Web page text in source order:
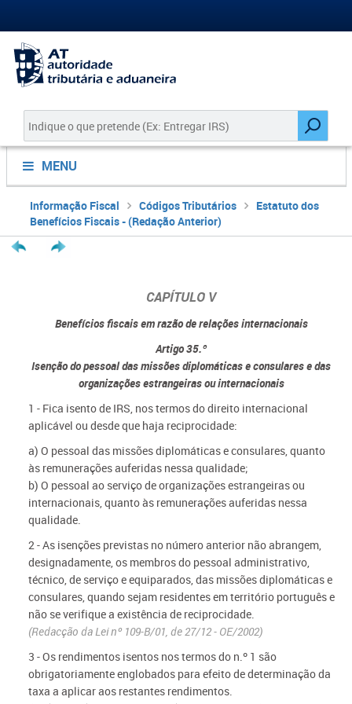
MENU
Informação Fiscal Códigos Tributários
Estatuto dos
Benefícios Fiscais - (Redação Anterior)
CAPÍTULO V
Benefícios fiscais em razão de relações internacionais
Artigo 35.º
Isenção do pessoal das missões diplomáticas e consulares e das
organizações estrangeiras ou internacionais
1 - Fica isento de IRS, nos termos do direito internacional
aplicável ou desde que haja reciprocidade:
a) O pessoal das missões diplomáticas e consulares, quanto
às remunerações auferidas nessa qualidade;
b) O pessoal ao serviço de organizações estrangeiras ou
internacionais, quanto às remunerações auferidas nessa
qualidade.
2 - As isenções previstas no número anterior não abrangem,
designadamente, os membros do pessoal administrativo,
técnico, de serviço e equiparados, das missões diplomáticas e
consulares, quando sejam residentes em território português e
não se verifique a existência de reciprocidade.
(Redacção da Lei nº 109-B/01, de 27/12 - OE/2002)
3 - Os rendimentos isentos nos termos do n.º 1 são
obrigatoriamente englobados para efeito de determinação da
taxa a aplicar aos restantes rendimentos.